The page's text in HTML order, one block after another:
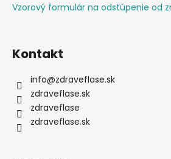
Vzorový formulár na odstúpenie od
Kontakt
info@zdraveflase.sk
zdraveflase.sk
zdraveflase
zdraveflase.sk